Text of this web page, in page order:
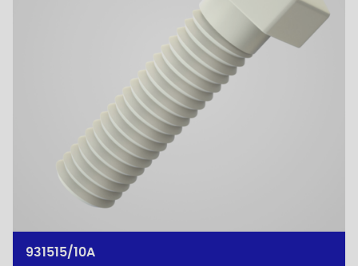
931515/10A